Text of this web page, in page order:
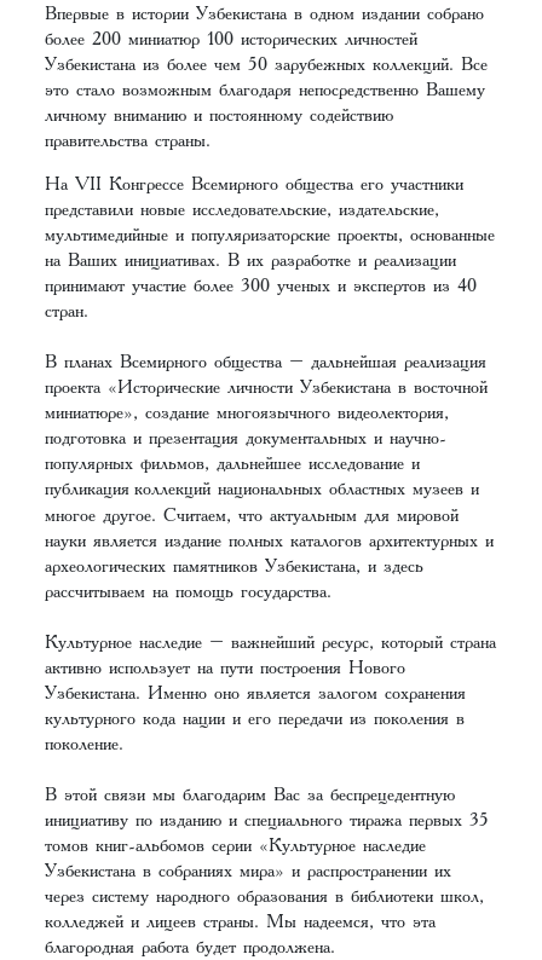
Впервые в истории Узбекистана в одном издании собрано
более 200 миниатюр 100 исторических личностей
Узбекистана из более чем 50 зарубежных коллекций. Все
это стало возможным благодаря непосредственно Вашему
личному вниманию и постоянному содействию
правительства страны.
На VII Конгрессе Всемирного общества его участники
представили новые исследовательские, издательские,
мультимедийные и популяризаторские проекты, основанные
на Ваших инициативах. В их разработке и реализации
принимают участие более 300 ученых и экспертов из 40
стран.
В планах Всемирного общества – дальнейшая реализация
проекта «Исторические личности Узбекистана в восточной
миниатюре», создание многоязычного видеолектория,
подготовка и презентация документальных и научно-
популярных фильмов, дальнейшее исследование и
публикация коллекций национальных областных музеев и
многое другое. Считаем, что актуальным для мировой
науки является издание полных каталогов архитектурных и
археологических памятников Узбекистана, и здесь
рассчитываем на помощь государства.
Культурное наследие – важнейший ресурс, который страна
активно использует на пути построения Нового
Узбекистана. Именно оно является залогом сохранения
культурного кода нации и его передачи из поколения в
поколение.
В этой связи мы благодарим Вас за беспрецедентную
инициативу по изданию и специального тиража первых 35
томов книг-альбомов серии «Культурное наследие
Узбекистана в собраниях мира» и распространении их
через систему народного образования в библиотеки школ,
колледжей и лицеев страны. Мы надеемся, что эта
благородная работа будет продолжена.